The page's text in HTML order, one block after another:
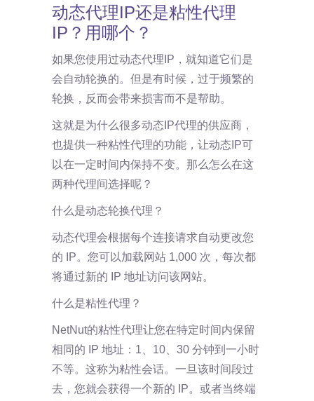
动态代理IP还是粘性代理
IP？用哪个？
如果您使用过动态代理IP，就知道它们是
会自动轮换的。但是有时候，过于频繁的
轮换，反而会带来损害而不是帮助。
这就是为什么很多动态IP代理的供应商，
也提供一种粘性代理的功能，让动态IP可
以在一定时间内保持不变。那么怎么在这
两种代理间选择呢？
什么是动态轮换代理？
动态代理会根据每个连接请求自动更改您
的 IP。您可以加载网站 1,000 次，每次都
将通过新的 IP 地址访问该网站。
什么是粘性代理？
NetNut的粘性代理让您在特定时间内保留
相同的 IP 地址：1、10、30 分钟到一小时
不等。这称为粘性会话。一旦该时间段过
去，您就会获得一个新的 IP。或者当终端